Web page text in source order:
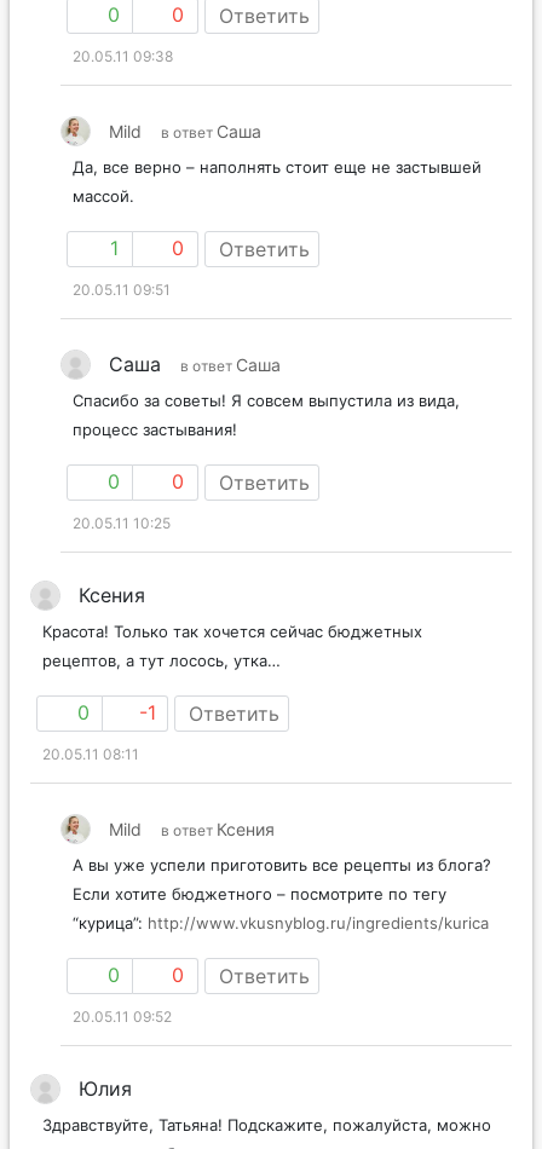
0 0 Ответить
20.05.11 09:38
Mild в ответ Саша
Да, все верно – наполнять стоит еще не застывшей
массой.
1 0 Ответить
20.05.11 09:51
Саша в ответ Саша
Спасибо за советы! Я совсем выпустила из вида,
процесс застывания!
0 0 Ответить
20.05.11 10:25
Ксения
Красота! Только так хочется сейчас бюджетных
рецептов, а тут лосось, утка…
0 -1 Ответить
20.05.11 08:11
Mild в ответ Ксения
А вы уже успели приготовить все рецепты из блога?
Если хотите бюджетного – посмотрите по тегу
“курица”: http://www.vkusnyblog.ru/ingredients/kurica
0 0 Ответить
20.05.11 09:52
Юлия
Здравствуйте, Татьяна! Подскажите, пожалуйста, можно